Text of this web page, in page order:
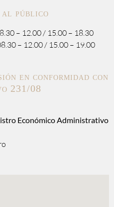
al público
– 12.00 / 15.00 – 18.30
– 12.00 / 15.00 – 19.00
en conformidad con
231/08
Económico Administrativo